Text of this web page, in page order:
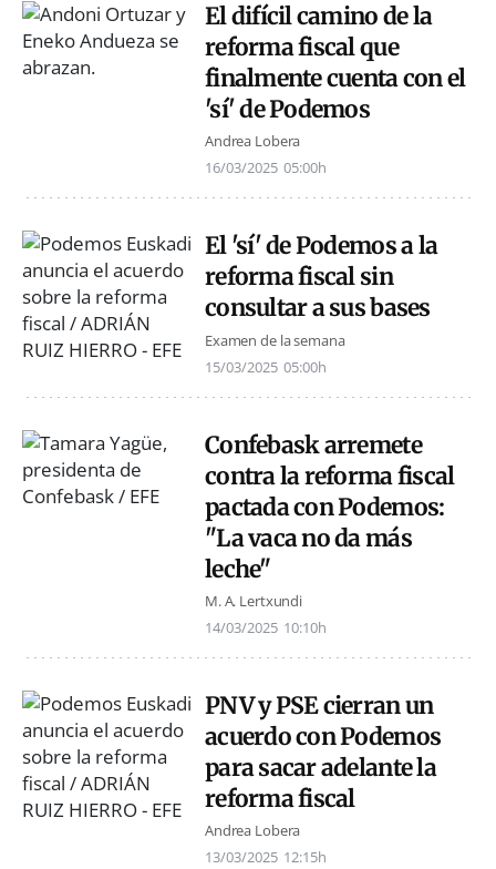
El difícil camino de la
reforma fiscal que
finalmente cuenta con el
'sí' de Podemos
Andrea Lobera
16/03/2025 05:00h
El 'sí' de Podemos a la
reforma fiscal sin
consultar a sus bases
Examen de la semana
15/03/2025 05:00h
Confebask arremete
contra la reforma fiscal
pactada con Podemos:
"La vaca no da más
leche"
M. A. Lertxundi
14/03/2025 10:10h
PNV y PSE cierran un
acuerdo con Podemos
para sacar adelante la
reforma fiscal
Andrea Lobera
13/03/2025 12:15h